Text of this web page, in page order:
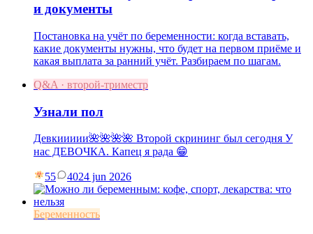
и документы
Постановка на учёт по беременности: когда вставать,
какие документы нужны, что будет на первом приёме и
какая выплата за ранний учёт. Разбираем по шагам.
Q&A · второй-триместр
Узнали пол
Девкиииии🌺🌺🌺🌺 Второй скрининг был сегодня У
нас ДЕВОЧКА. Капец я рада 😁
55 4024 jun 2026
Беременность